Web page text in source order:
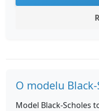
O modelu
Model Black-Scholes